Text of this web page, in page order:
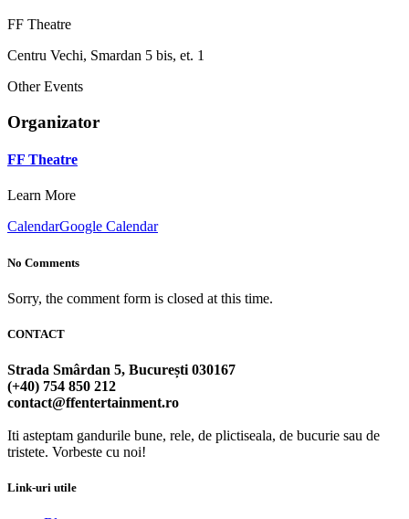
FF Theatre
Centru Vechi, Smardan 5 bis, et. 1
Other Events
Organizator
FF Theatre
Learn More
CalendarGoogle Calendar
No Comments
Sorry, the comment form is closed at this time.
CONTACT
Strada Smârdan 5, București 030167
(+40) 754 850 212
contact@ffentertainment.ro
Iti asteptam gandurile bune, rele, de plictiseala, de bucurie sau de
tristete. Vorbeste cu noi!
Link-uri utile